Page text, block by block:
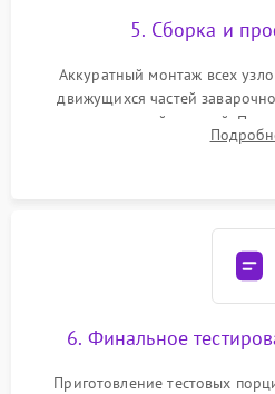
5. Сборка и
Аккуратный монтаж всех
движущихся частей
силиконовой смазкой.
декальцинации и очистки
6. Финальное
Приготовление тестовых